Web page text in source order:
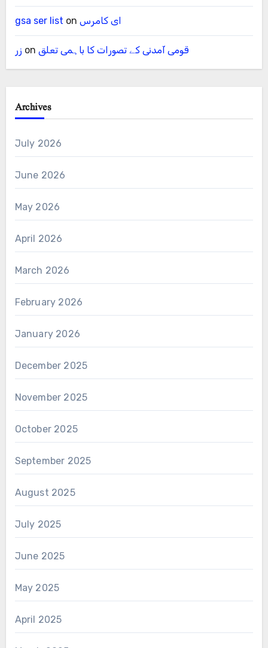
gsa ser list on ای کامرس
زر on قومی آمدنی کے تصورات کا باہمی تعلق
Archives
July 2026
June 2026
May 2026
April 2026
March 2026
February 2026
January 2026
December 2025
November 2025
October 2025
September 2025
August 2025
July 2025
June 2025
May 2025
April 2025